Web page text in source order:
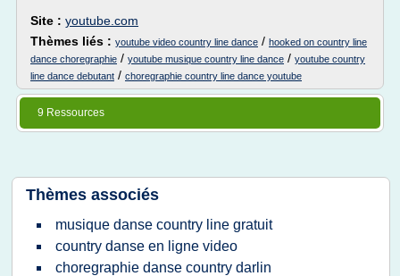
Site : youtube.com
Thèmes liés : youtube video country line dance / hooked on country line
dance choregraphie / youtube musique country line dance / youtube country
line dance debutant / choregraphie country line dance youtube
9 Ressources
Thèmes associés
musique danse country line gratuit
country danse en ligne video
choregraphie danse country darlin